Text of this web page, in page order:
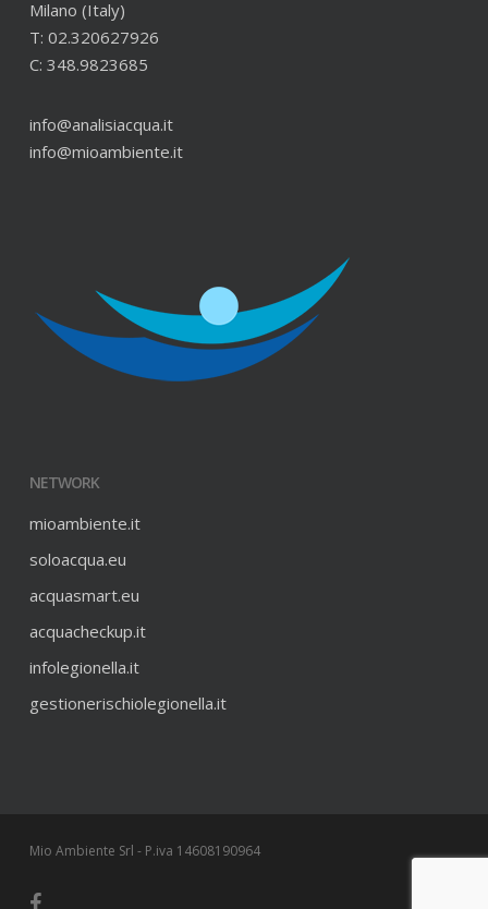
Milano (Italy)
T: 02.320627926
C: 348.9823685
info@analisiacqua.it
info@mioambiente.it
NETWORK
mioambiente.it
soloacqua.eu
acquasmart.eu
acquacheckup.it
infolegionella.it
gestionerischiolegionella.it
Mio Ambiente Srl - P.iva 14608190964
facebook